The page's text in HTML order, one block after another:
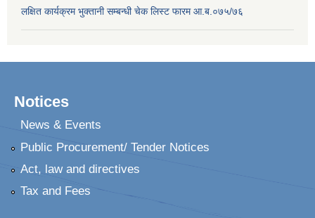
लक्षित कार्यक्रम भुक्तानी सम्बन्धी चेक लिस्ट फारम आ.ब.०७५/७६
Notices
News & Events
Public Procurement/ Tender Notices
Act, law and directives
Tax and Fees